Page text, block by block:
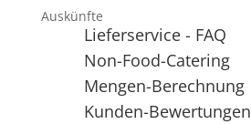
Auskünfte
Lieferservice - FAQ
Non-Food-Catering
Mengen-Berechnung
Kunden-Bewertungen